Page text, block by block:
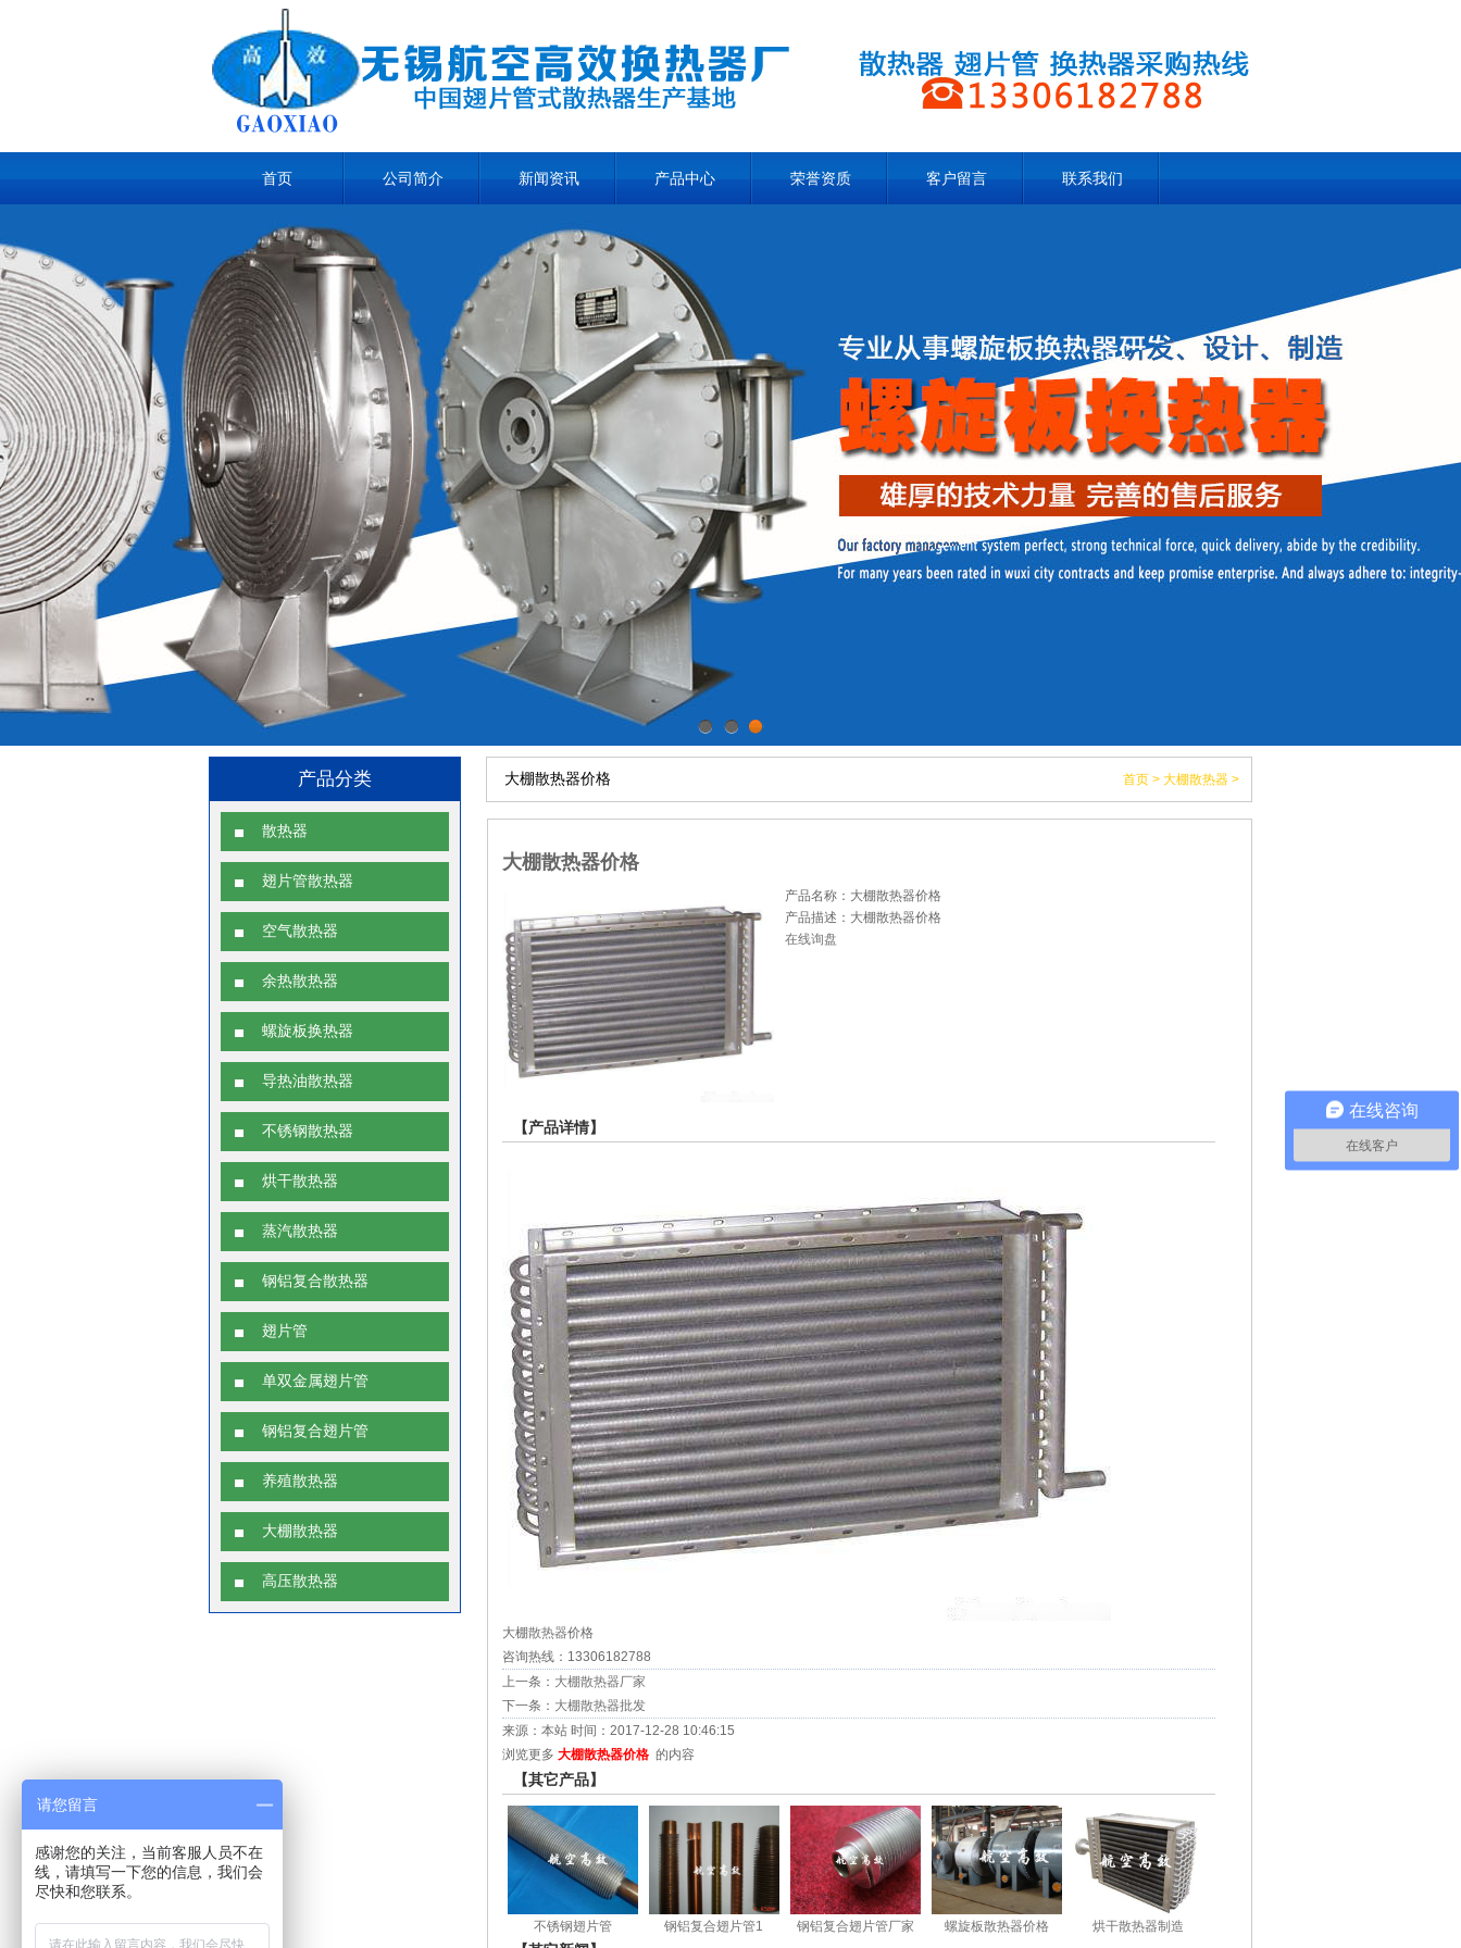
首页 公司简介 新闻资讯 产品中心 荣誉资质 客户留言 联系我们
产品分类
散热器
翅片管散热器
空气散热器
余热散热器
螺旋板换热器
导热油散热器
不锈钢散热器
烘干散热器
蒸汽散热器
钢铝复合散热器
翅片管
单双金属翅片管
钢铝复合翅片管
养殖散热器
大棚散热器
高压散热器
大棚散热器价格 首页 > 大棚散热器 >
大棚散热器价格
产品名称：大棚散热器价格
产品描述：大棚散热器价格
在线询盘
【产品详情】
大棚散热器价格
咨询热线：13306182788
上一条： 大棚散热器厂家
下一条： 大棚散热器批发
来源：本站 时间：2017-12-28 10:46:15
浏览更多 大棚散热器价格的内容
【其它产品】
不锈钢翅片管 钢铝复合翅片管1 钢铝复合翅片管厂家 螺旋板散热器价格 烘干散热器制造
在线咨询
在线客户
请您留言
感谢您的关注，当前客服人员不在
线，请填写一下您的信息，我们会
尽快和您联系。